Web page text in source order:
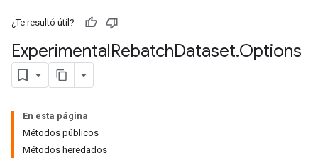
¿Te resultó útil?
ExperimentalRebatchDataset.Options
En esta página
Métodos públicos
Métodos heredados